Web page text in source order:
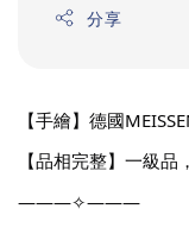
分享
【手繪】德國
【品相完整】一級
———✧———